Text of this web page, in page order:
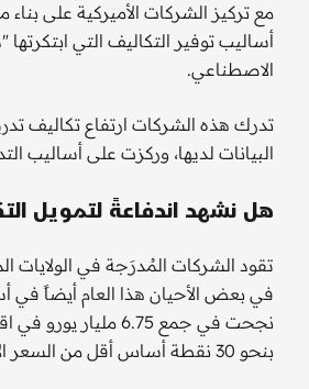
مع تركيز الشركات الأميركية على
أساليب توفير التكاليف التي
الاصطناعي.
تدرك هذه الشركات ارتفاع تكاليف
البيانات لديها، وركزت على أساليب
هل نشهد اندفاعةً لتمويل
تقود الشركات المُدرَجة في الولايات
بنحو 30 نقطة أساس أقل من السعر الأولي المتصور.